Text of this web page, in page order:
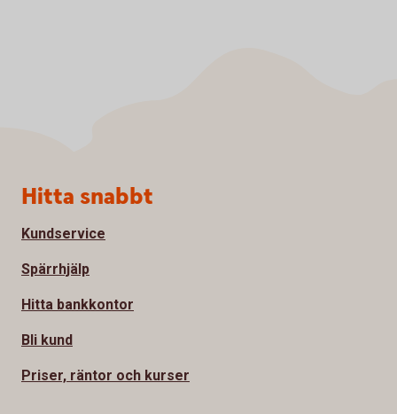
Sidfot
Hitta snabbt
Kundservice
Spärrhjälp
Hitta bankkontor
Bli kund
Priser, räntor och kurser